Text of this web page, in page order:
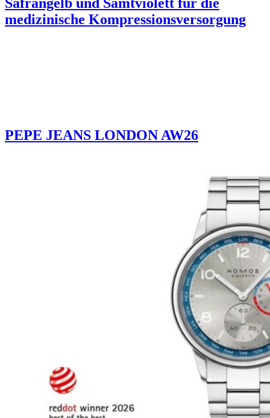
medizinische Kompressionsversorgung
PEPE JEANS LONDON AW26